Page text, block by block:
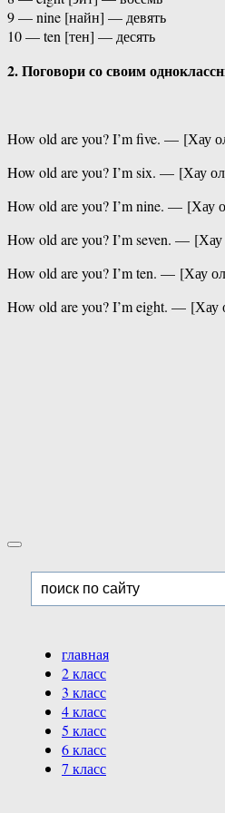
9 — nine [найн] — девять
10 — ten [тен] — десять
2. Поговори со своим
How old are you? I’m five. — [Хау
How old are you? I’m six. — [Хау
How old are you? I’m nine. — [Хау
How old are you? I’m seven. —
How old are you? I’m ten. — [Хау
How old are you? I’m eight. —
главная
2 класс
3 класс
4 класс
5 класс
6 класс
7 класс